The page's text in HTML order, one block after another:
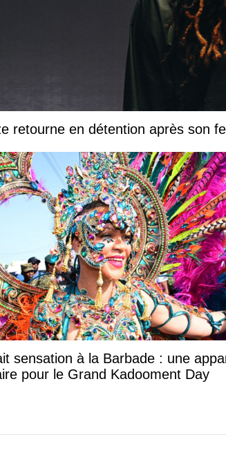
retourne en détention après son
sensation à la Barbade : une
pour le Grand Kadooment Day